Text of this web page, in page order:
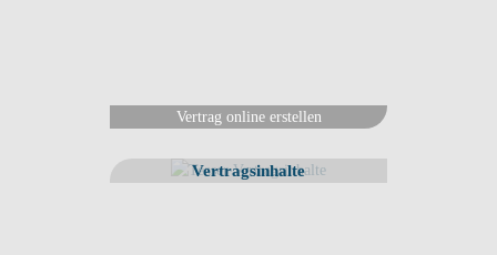
Vertrag online erstellen
Vertragsinhalte